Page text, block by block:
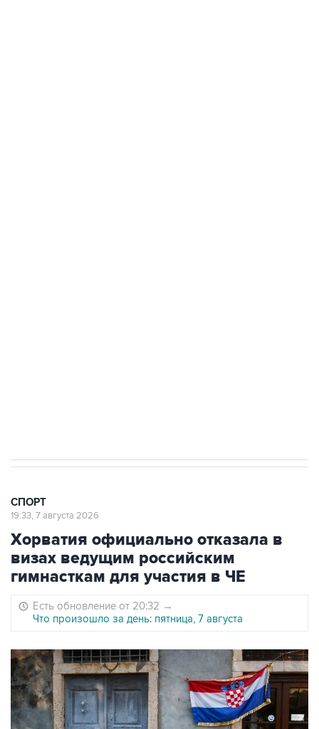
СПОРТ
19:33, 7 августа 2026
Хорватия официально отказала в
визах ведущим российским
гимнасткам для участия в ЧЕ
Есть обновление от 20:32 →
Что произошло за день: пятница, 7 августа